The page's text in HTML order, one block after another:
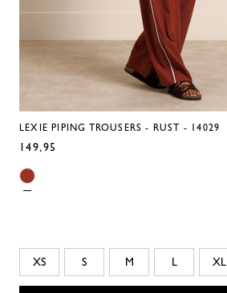
LEXIE PIPING TROUSERS - RUST - 14029
149,95
XS S M L XL